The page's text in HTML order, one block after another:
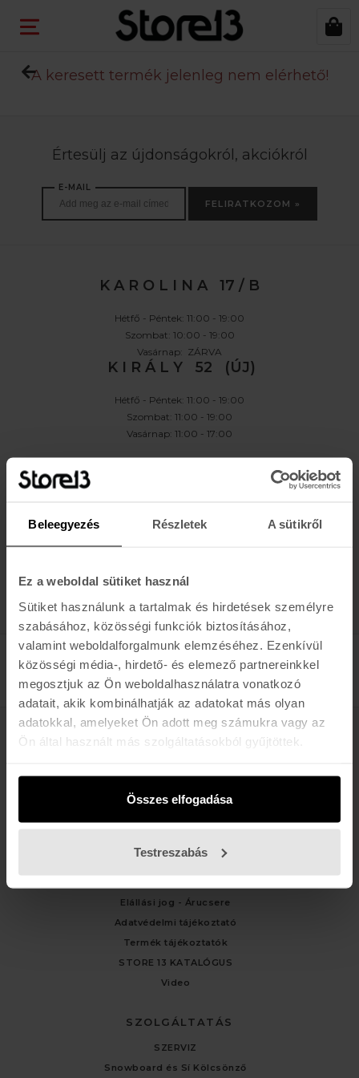
Beleegyezés Részletek A sütikről
Ez a weboldal sütiket használ
Sütiket használunk a tartalmak és hirdetések személyre
szabásához, közösségi funkciók biztosításához,
valamint weboldalforgalmunk elemzéséhez. Ezenkívül
közösségi média-, hirdető- és elemező partnereinkkel
megosztjuk az Ön weboldalhasználatra vonatkozó
adatait, akik kombinálhatják az adatokat más olyan
adatokkal, amelyeket Ön adott meg számukra vagy az
Ön által használt más szolgáltatásokból gyűjtöttek.
Összes elfogadása
Testreszabás
A keresett termék jelenleg nem elérhető!
Értesülj az újdonságokról, akciókról
E-MAIL
FELIRATKOZOM »
K A R O L I N A 17 / B
Hétfő - Péntek: 11:00 - 19:00
Szombat: 10:00 - 19:00
Vasárnap: ZÁRVA
K I R Á L Y 52 (ÚJ)
Hétfő - Péntek: 11:00 - 19:00
Szombat: 11:00 - 19:00
Vasárnap: 11:00 - 17:00
Karolina:
+36 (1) 466-5510, +36 (30) 3193924
Király:
Kapcsolat
Fiókom
TÁJÉKOZTATÓK
Elállási jog - Árucsere
Adatvédelmi tájékoztató
Termék tájékoztatók
STORE 13 KATALÓGUS
Video
SZOLGÁLTATÁS
SZERVIZ
Snowboard és Sí Kölcsönző